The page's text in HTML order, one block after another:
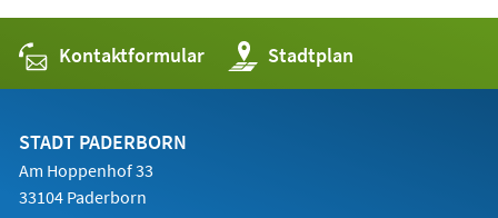
Kontaktformular Stadtplan
(Öffnet
in
einem
STADT PADERBORN
Am Hoppenhof 33
33104 Paderborn